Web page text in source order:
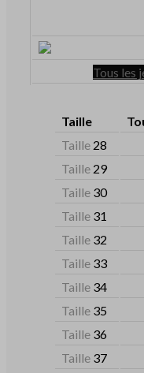
Tous les
Taille
Taille 28
Taille 29
Taille 30
Taille 31
Taille 32
Taille 33
Taille 34
Taille 35
Taille 36
Taille 37